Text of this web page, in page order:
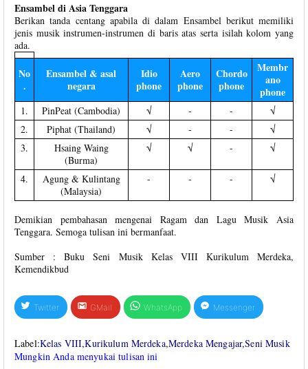
Ensambel di Asia Tenggara
Berikan tanda centang apabila di dalam Ensambel berikut memiliki
jenis musik instrumen-instrumen di baris atas serta isilah kolom yang
ada.
No
.
Ensambel & asal
negara
Idio
phone
Aero
phone
Chordo
phone
Membr
ano
phone
1. PinPeat (Cambodia) √ - -
√
2.
Piphat (Thailand) √ - -
√
3.
Hsaing Waing
(Burma)
√ √ - √
4.
Agung & Kulintang
(Malaysia)
- - - √
Demikian pembahasan mengenai Ragam dan Lagu Musik Asia
Tenggara. Semoga tulisan ini bermanfaat.
Sumber : Buku Seni Musik Kelas VIII Kurikulum Merdeka,
Kemendikbud
Twitter GMail WhatsApp Messenger
Label:Kelas VIII,Kurikulum Merdeka,Merdeka Mengajar,Seni Musik
Mungkin Anda menyukai tulisan ini